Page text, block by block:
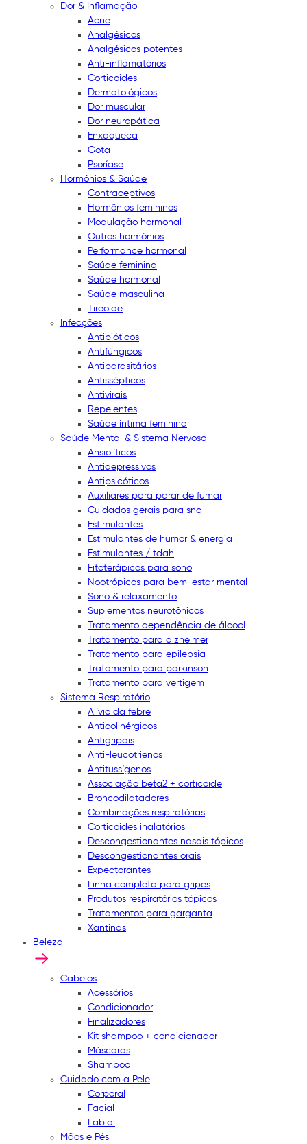
Dor & Inflamação
Acne
Analgésicos
Analgésicos potentes
Anti-inflamatórios
Corticoides
Dermatológicos
Dor muscular
Dor neuropática
Enxaqueca
Gota
Psoríase
Hormônios & Saúde
Contraceptivos
Hormônios femininos
Modulação hormonal
Outros hormônios
Performance hormonal
Saúde feminina
Saúde hormonal
Saúde masculina
Tireoide
Infecções
Antibióticos
Antifúngicos
Antiparasitários
Antissépticos
Antivirais
Repelentes
Saúde íntima feminina
Saúde Mental & Sistema Nervoso
Ansiolíticos
Antidepressivos
Antipsicóticos
Auxiliares para parar de fumar
Cuidados gerais para snc
Estimulantes
Estimulantes de humor & energia
Estimulantes / tdah
Fitoterápicos para sono
Nootrópicos para bem-estar mental
Sono & relaxamento
Suplementos neurotônicos
Tratamento dependência de álcool
Tratamento para alzheimer
Tratamento para epilepsia
Tratamento para parkinson
Tratamento para vertigem
Sistema Respiratório
Alívio da febre
Anticolinérgicos
Antigripais
Anti-leucotrienos
Antitussígenos
Associação beta2 + corticoide
Broncodilatadores
Combinações respiratórias
Corticoides inalatórios
Descongestionantes nasais tópicos
Descongestionantes orais
Expectorantes
Linha completa para gripes
Produtos respiratórios tópicos
Tratamentos para garganta
Xantinas
Beleza
Cabelos
Acessórios
Condicionador
Finalizadores
Kit shampoo + condicionador
Máscaras
Shampoo
Cuidado com a Pele
Corporal
Facial
Labial
Mãos e Pés